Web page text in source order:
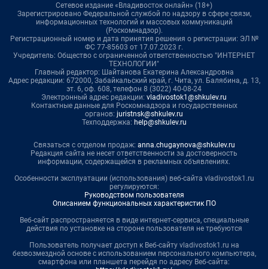
Сетевое издание «Владивосток онлайн» (18+)
Зарегистрировано Федеральной службой по надзору в сфере связи,
информационных технологий и массовых коммуникаций
(Роскомнадзор).
Регистрационный номер и дата принятия решения о регистрации: ЭЛ №
ФС 77-85603 от 17.07.2023 г.
Учредитель: Общество с ограниченной ответственностью "ИНТЕРНЕТ
ТЕХНОЛОГИИ"
Главный редактор: Шайтанова Екатерина Александровна
Адрес редакции: 672000, Забайкальский край, г. Чита, ул. Балябина, д. 13,
эт. 6, оф. 608, телефон 8 (3022) 40-08-24
Электронный адрес редакции: vladivostok1@shkulev.ru
Контактные данные для Роскомнадзора и государственных
органов: juristnsk@shkulev.ru
Техподдержка: help@shkulev.ru
Связаться с отделом продаж: anna.chugaynova@shkulev.ru
Редакция сайта не несет ответственности за достоверность
информации, содержащейся в рекламных объявлениях.
Особенности эксплуатации (использования) веб-сайта vladivostok1.ru
регулируются:
Руководством пользователя
Описанием функциональных характеристик ПО
Веб-сайт распространяется в виде интернет-сервиса, специальные
действия по установке на стороне пользователя не требуются
Пользователь получает доступ к Веб-сайту vladivostok1.ru на
безвозмездной основе с использованием персонального компьютера,
смартфона или планшета перейдя по адресу Веб-сайта: